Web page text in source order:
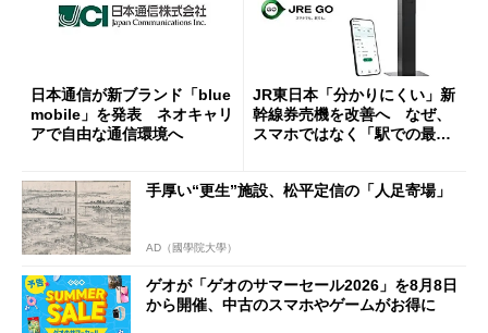
日本通信が新ブランド「blue
mobile」を発表 ネオキャリ
アで自由な通信環境へ
JR東日本「分かりにくい」新
幹線券売機を改善へ なぜ、
スマホではなく「駅での最短
手厚い“更生”施設、松平定信の「人足寄場」
AD（國學院大學）
ゲオが「ゲオのサマーセール2026」を8月8日
から開催、中古のスマホやゲームがお得に